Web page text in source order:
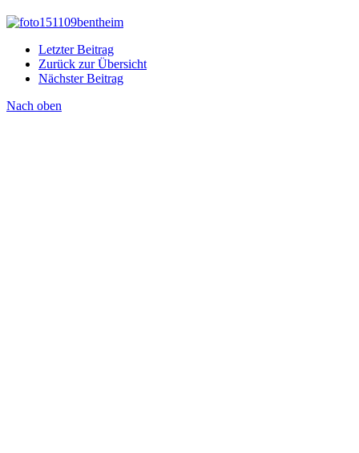
Letzter Beitrag
Zurück zur Übersicht
Nächster Beitrag
Nach oben